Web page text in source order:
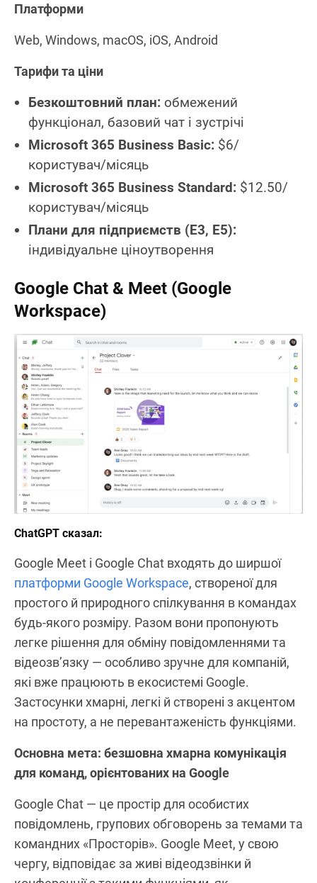
Платформи
Web, Windows, macOS, iOS, Android
Тарифи та ціни
Безкоштовний план: обмежений
функціонал, базовий чат і зустрічі
Microsoft 365 Business Basic: $6/
користувач/місяць
Microsoft 365 Business Standard: $12.50/
користувач/місяць
Плани для підприємств (E3, E5):
індивідуальне ціноутворення
Google Chat & Meet (Google
Workspace)
ChatGPT сказал:
Google Meet і Google Chat входять до ширшої
платформи Google Workspace, створеної для
простого й природного спілкування в командах
будь-якого розміру. Разом вони пропонують
легке рішення для обміну повідомленнями та
відеозв’язку — особливо зручне для компаній,
які вже працюють в екосистемі Google.
Застосунки хмарні, легкі й створені з акцентом
на простоту, а не перевантаженість функціями.
Основна мета: безшовна хмарна комунікація
для команд, орієнтованих на Google
Google Chat — це простір для особистих
повідомлень, групових обговорень за темами та
командних «Просторів». Google Meet, у свою
чергу, відповідає за живі відеодзвінки й